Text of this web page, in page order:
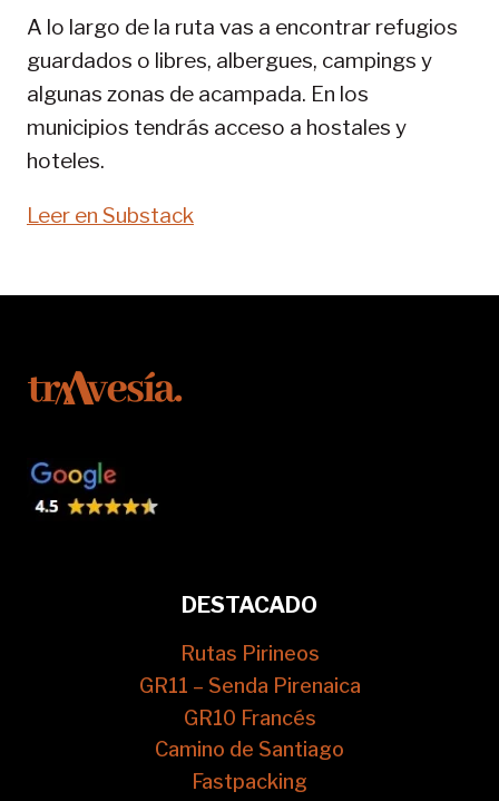
A lo largo de la ruta vas a encontrar refugios
guardados o libres, albergues, campings y
algunas zonas de acampada. En los
municipios tendrás acceso a hostales y
hoteles.
Leer en Substack
DESTACADO
Rutas Pirineos
GR11 – Senda Pirenaica
GR10 Francés
Camino de Santiago
Fastpacking